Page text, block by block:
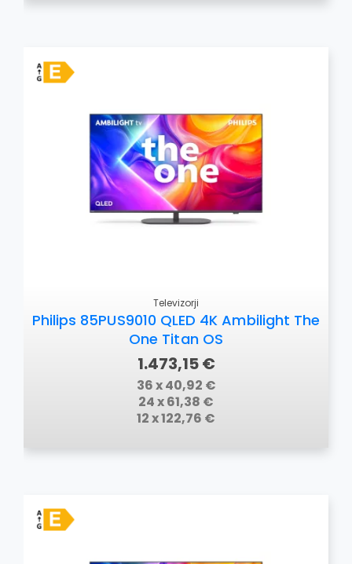
Televizorji
Philips 85PUS9010 QLED 4K Ambilight The
One Titan OS
1.473,15 €
36 x 40,92 €
24 x 61,38 €
12 x 122,76 €